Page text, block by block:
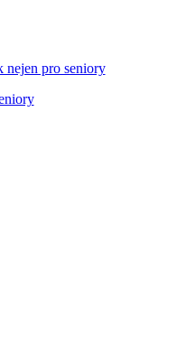
nejen pro seniory